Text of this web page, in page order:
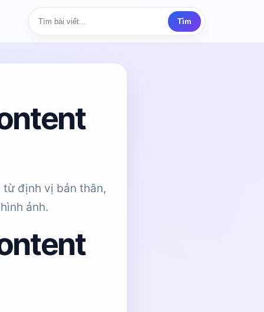
Tìm
định vị bản thân,
ảnh.